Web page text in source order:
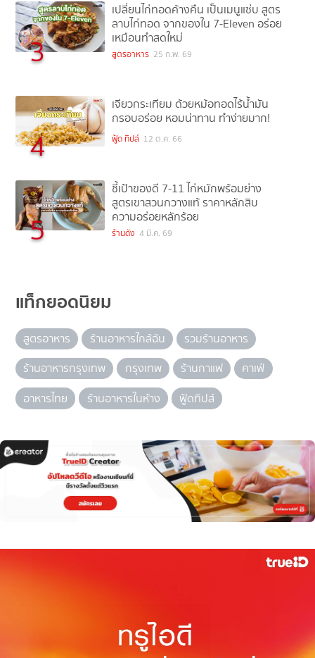
3
เปลี่ยนไก่ทอดค้างคืน เป็นเมนูแซ่บ สูตร
ลาบไก่ทอด จากของใน 7-Eleven อร่อย
เหมือนทำสดใหม่
สูตรอาหาร 25 ก.พ. 69
4
เจียวกระเทียม ด้วยหม้อทอดไร้น้ำมัน
กรอบอร่อย หอมน่าทาน ทำง่ายมาก!
ฟู้ด ทิปส์ 12 ต.ค. 66
5
ชี้เป้าของดี 7-11 ไก่หมักพร้อมย่าง
สูตรเขาสวนกวางแท้ ราคาหลักสิบ
ความอร่อยหลักร้อย
ร้านดัง 4 มี.ค. 69
แท็กยอดนิยม
สูตรอาหาร ร้านอาหารใกล้ฉัน
รวมร้านอาหาร
ร้านอาหารกรุงเทพ
กรุงเทพ ร้านกาแฟ
คาเฟ่
อาหารไทย
ร้านอาหารในห้าง ฟู้ดทิปส์